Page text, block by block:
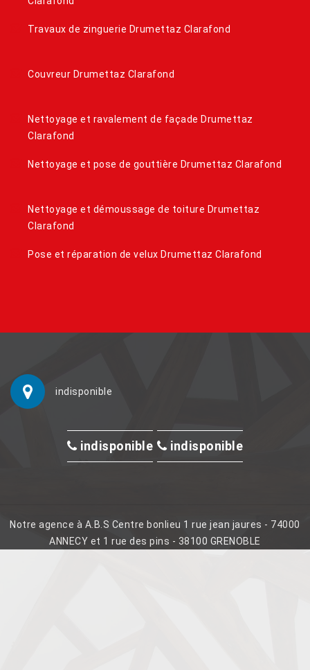
Travaux de zinguerie Drumettaz Clarafond
Couvreur Drumettaz Clarafond
Nettoyage et ravalement de façade Drumettaz
Clarafond
Nettoyage et pose de gouttière Drumettaz Clarafond
Nettoyage et démoussage de toiture Drumettaz
Clarafond
Pose et réparation de velux Drumettaz Clarafond
indisponible
indisponible indisponible
Notre agence à A.B.S Centre bonlieu 1 rue jean jaures - 74000
ANNECY et 1 rue des pins - 38100 GRENOBLE